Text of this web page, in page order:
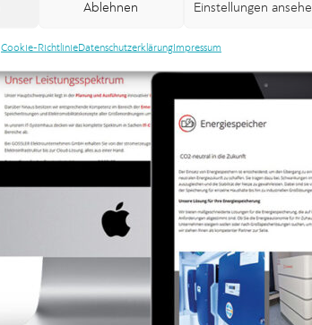
Ablehnen Einstellungen
Cookie-RichtlinieDatenschutzerklärungImpressum